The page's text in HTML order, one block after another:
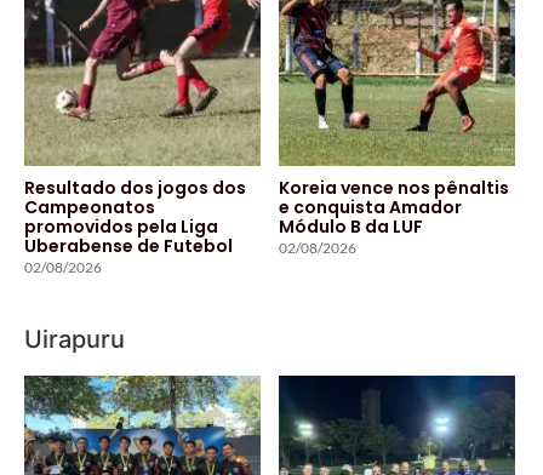
Resultado dos jogos dos
Campeonatos
promovidos pela Liga
Uberabense de Futebol
02/08/2026
Koreia vence nos pênaltis
e conquista Amador
Módulo B da LUF
02/08/2026
Uirapuru